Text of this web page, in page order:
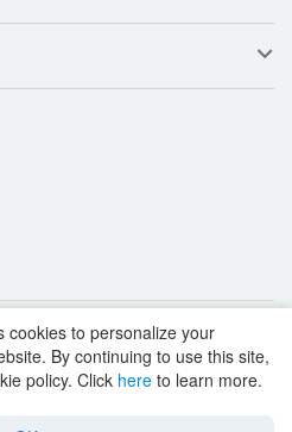
cookies to personalize your
By continuing to use this site,
policy. Click here to learn more.
its affiliates and licensors.
VA 20191, USA • +12023358465 •